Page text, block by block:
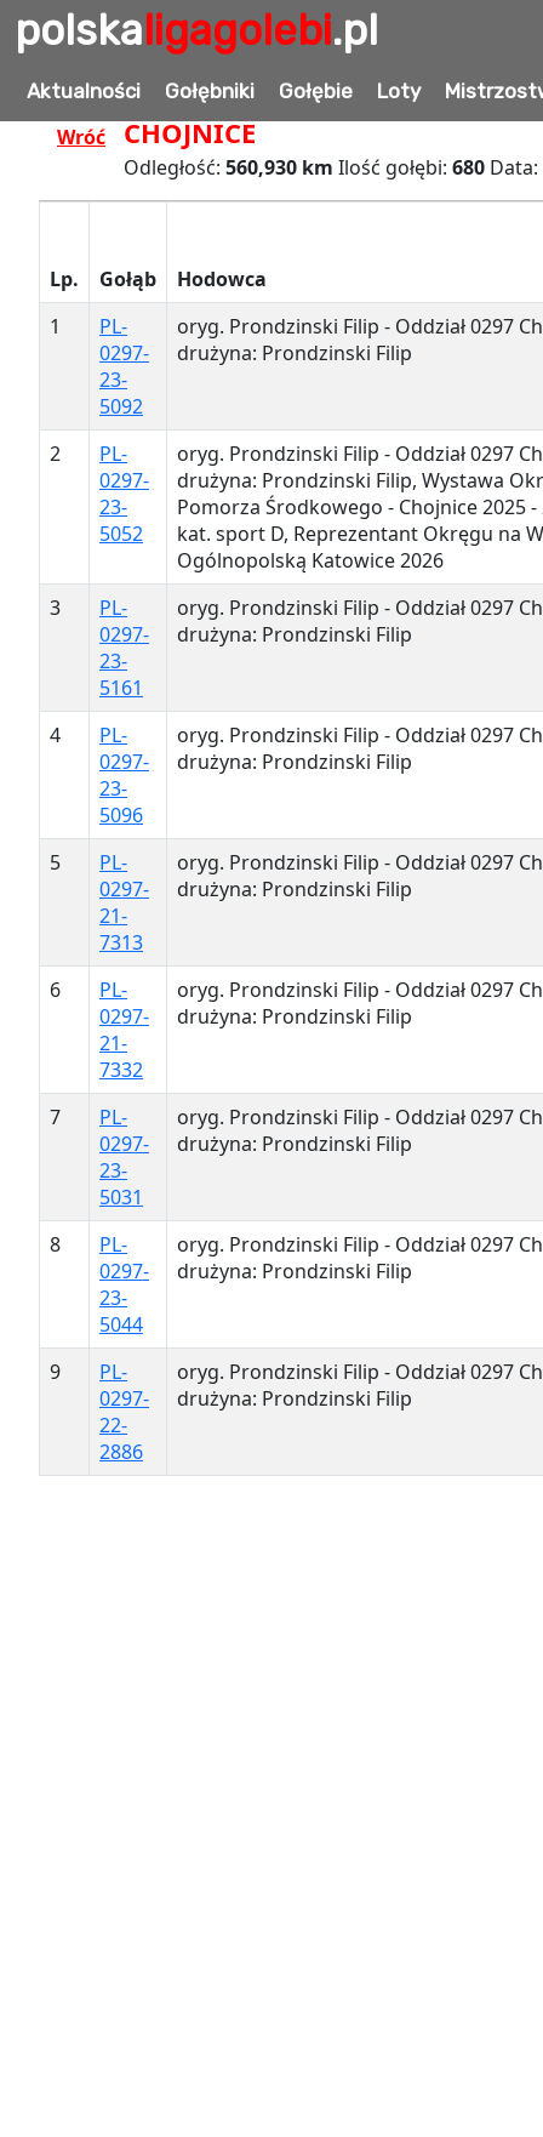
polskaligagolebi.pl
Aktualności Gołębniki Gołębie Loty
Wróć
WYNIKI LOTU:LOT-07 ZEVEN 2
CHOJNICE
Odległość: 560,930 km Ilość gołębi: 680 Data:
Lp. Gołąb
Hodowca
1
PL-
0297-
23-
5092
oryg. Prondzinski Filip - Oddział 0297
drużyna: Prondzinski Filip
2
PL-
0297-
23-
5052
oryg. Prondzinski Filip - Oddział 0297
drużyna: Prondzinski Filip, Wystawa
Pomorza Środkowego - Chojnice 2025 -
kat. sport D, Reprezentant Okręgu na
Ogólnopolską Katowice 2026
3
PL-
0297-
23-
5161
oryg. Prondzinski Filip - Oddział 0297
drużyna: Prondzinski Filip
4
PL-
0297-
23-
5096
oryg. Prondzinski Filip - Oddział 0297
drużyna: Prondzinski Filip
5
PL-
0297-
21-
7313
oryg. Prondzinski Filip - Oddział 0297
drużyna: Prondzinski Filip
6
PL-
0297-
21-
7332
oryg. Prondzinski Filip - Oddział 0297
drużyna: Prondzinski Filip
7
PL-
0297-
23-
5031
oryg. Prondzinski Filip - Oddział 0297
drużyna: Prondzinski Filip
8
PL-
0297-
23-
5044
oryg. Prondzinski Filip - Oddział 0297
drużyna: Prondzinski Filip
9
PL-
0297-
22-
2886
oryg. Prondzinski Filip - Oddział 0297
drużyna: Prondzinski Filip